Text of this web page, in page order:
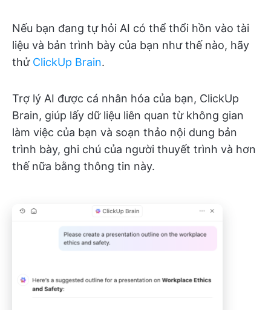
Nếu bạn đang tự hỏi AI có thể thổi hồn vào tài
liệu và bản trình bày của bạn như thế nào, hãy
thử ClickUp Brain.
Trợ lý AI được cá nhân hóa của bạn, ClickUp
Brain, giúp lấy dữ liệu liên quan từ không gian
làm việc của bạn và soạn thảo nội dung bản
trình bày, ghi chú của người thuyết trình và hơn
thế nữa bằng thông tin này.